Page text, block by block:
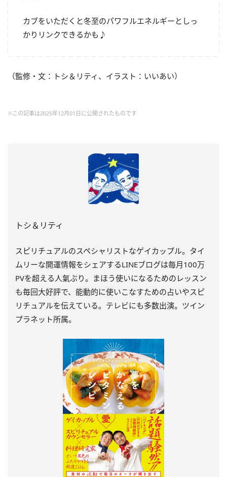
カブをいただくと冬至のパワフルエネルギーとしっ
かりリンクできるかも♪
（監修・文：トシ＆リティ、イラスト：いいあい）
※この記事は2025年12月01日に公開されたものです
トシ＆リティ
スピリチュアルのスペシャリストなゲイカップル。タイ
ムリーな開運情報をシェアするLINEブログは毎月100万
PVを超える人氣ぶり。まほう使いになるためのレッスン
も毎回大好評で、能動的に使いこなすための占いやスピ
リチュアルを伝えている。テレビにも多数出演。ツイン
プラネット所属。